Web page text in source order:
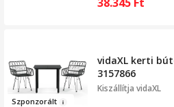
Szponzorált
vidaXL kerti
3157866
Kiszállítja vidaXL